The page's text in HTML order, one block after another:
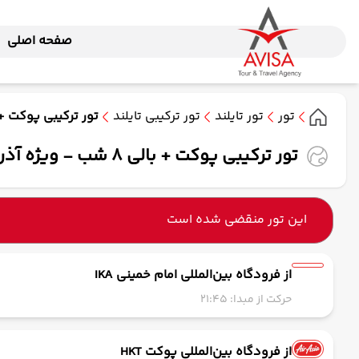
صفحه اصلی
تور تور تایلند تور ترکیبی تایلند تور ترکیبی پوکت + بالی 8 شب - ویژه آذر ماه
تور ترکیبی پوکت + بالی 8 شب - ویژه آذر ماه 1404 ( ماهان )
این تور منقضی شده است
از فرودگاه بین‌المللی امام خمینی IKA
حرکت از مبدا: 21:45
از فرودگاه بین‌المللی پوکت HKT